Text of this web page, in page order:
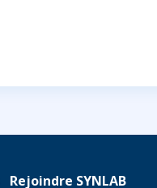
Rejoindre SYNLAB